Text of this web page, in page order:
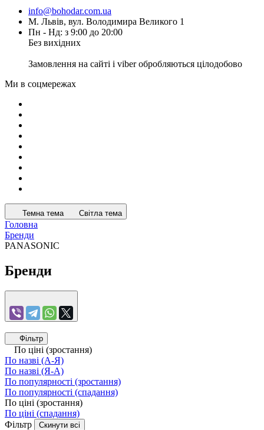
info@bohodar.com.ua
М. Львів, вул. Володимира Великого 1
Пн - Нд: з 9:00 до 20:00
Без вихідних
Замовлення на сайті і viber обробляються цілодобово
Ми в соцмережах
Темна тема Світла тема
Головна
Бренди
PANASONIC
Бренди
Фільтр
По ціні (зростання)
По назві (А-Я)
По назві (Я-А)
По популярності (зростання)
По популярності (спадання)
По ціні (зростання)
По ціні (спадання)
Фільтр
Скинути всі